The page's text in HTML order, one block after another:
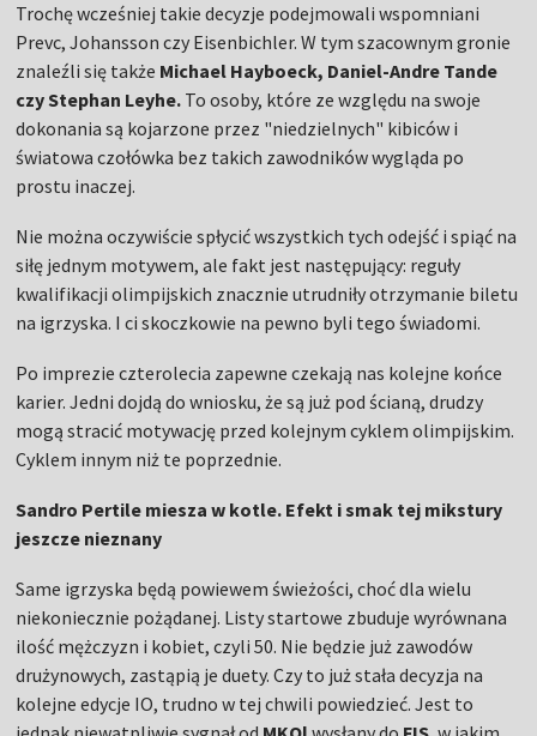
Trochę wcześniej takie decyzje podejmowali wspomniani
Prevc, Johansson czy Eisenbichler. W tym szacownym gronie
znaleźli się także Michael Hayboeck, Daniel-Andre Tande
czy Stephan Leyhe. To osoby, które ze względu na swoje
dokonania są kojarzone przez "niedzielnych" kibiców i
światowa czołówka bez takich zawodników wygląda po
prostu inaczej.
Nie można oczywiście spłycić wszystkich tych odejść i spiąć na
siłę jednym motywem, ale fakt jest następujący: reguły
kwalifikacji olimpijskich znacznie utrudniły otrzymanie biletu
na igrzyska. I ci skoczkowie na pewno byli tego świadomi.
Po imprezie czterolecia zapewne czekają nas kolejne końce
karier. Jedni dojdą do wniosku, że są już pod ścianą, drudzy
mogą stracić motywację przed kolejnym cyklem olimpijskim.
Cyklem innym niż te poprzednie.
Sandro Pertile miesza w kotle. Efekt i smak tej mikstury
jeszcze nieznany
Same igrzyska będą powiewem świeżości, choć dla wielu
niekoniecznie pożądanej. Listy startowe zbuduje wyrównana
ilość mężczyzn i kobiet, czyli 50. Nie będzie już zawodów
drużynowych, zastąpią je duety. Czy to już stała decyzja na
kolejne edycje IO, trudno w tej chwili powiedzieć. Jest to